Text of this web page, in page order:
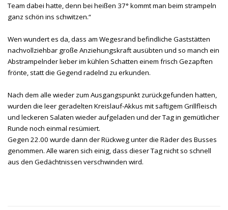
Team dabei hatte, denn bei heißen 37° kommt man beim strampeln
ganz schön ins schwitzen.“
Wen wundert es da, dass am Wegesrand befindliche Gaststätten
nachvollziehbar große Anziehungskraft ausübten und so manch ein
Abstrampelnder lieber im kühlen Schatten einem frisch Gezapften
frönte, statt die Gegend radelnd zu erkunden.
Nach dem alle wieder zum Ausgangspunkt zurückgefunden hatten,
wurden die leer geradelten Kreislauf-Akkus mit saftigem Grillfleisch
und leckeren Salaten wieder aufgeladen und der Tag in gemütlicher
Runde noch einmal resümiert.
Gegen 22.00 wurde dann der Rückweg unter die Räder des Busses
genommen. Alle waren sich einig, dass dieser Tag nicht so schnell
aus den Gedächtnissen verschwinden wird.